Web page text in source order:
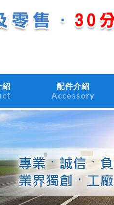
紹
配件介紹
Accessory